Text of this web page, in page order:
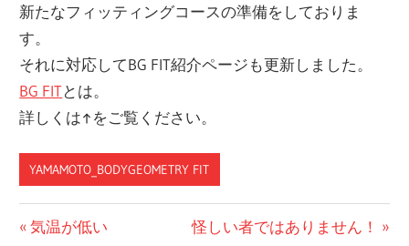
新たなフィッティングコースの準備をしておりま
す。
それに対応してBG FIT紹介ページも更新しました。
BG FITとは。
詳しくは↑をご覧ください。
YAMAMOTO_BODYGEOMETRY FIT
投
前
気温が低い
次
怪しい者ではありません！